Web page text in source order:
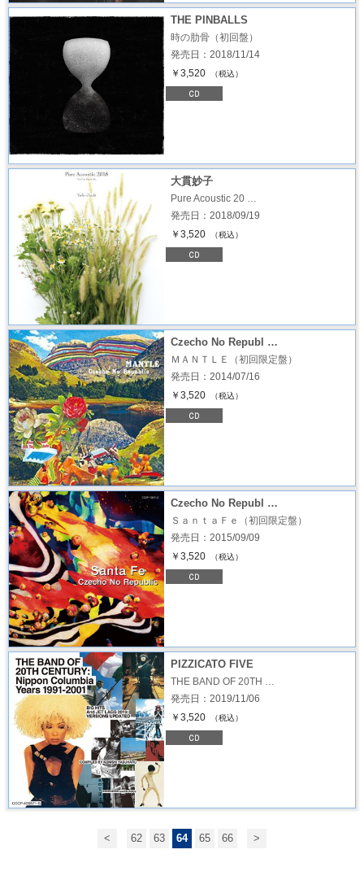
THE PINBALLS
時の肋骨（初回盤）
発売日：2018/11/14
￥3,520
（税込）
大貫妙子
Pure Acoustic 20 …
発売日：2018/09/19
￥3,520
（税込）
Czecho No Republ …
ＭＡＮＴＬＥ（初回限定盤）
発売日：2014/07/16
￥3,520
（税込）
Czecho No Republ …
ＳａｎｔａＦｅ（初回限定盤）
発売日：2015/09/09
￥3,520
（税込）
PIZZICATO FIVE
THE BAND OF 20TH …
発売日：2019/11/06
￥3,520
（税込）
< 62 63 64 65 66 >